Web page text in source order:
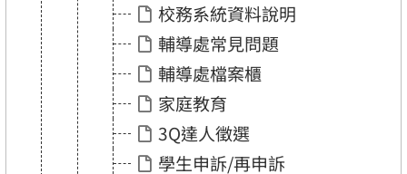
校務系統資料說明
輔導處常見問題
輔導處檔案櫃
家庭教育
3Q達人徵選
學生申訴/再申訴